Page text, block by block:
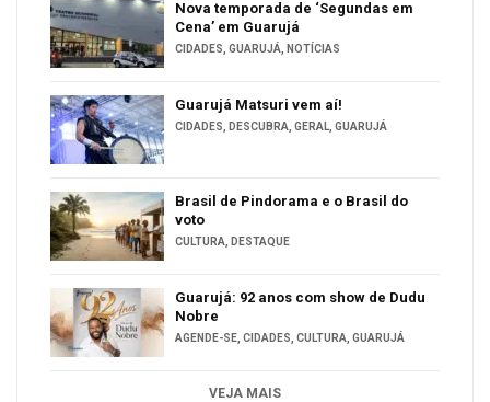
Nova temporada de ‘Segundas em
Cena’ em Guarujá
CIDADES GUARUJÁ NOTÍCIAS
Guarujá Matsuri vem aí!
CIDADES DESCUBRA GERAL GUARUJÁ
Brasil de Pindorama e o Brasil do
voto
CULTURA DESTAQUE
Guarujá: 92 anos com show de Dudu
Nobre
AGENDE-SE CIDADES CULTURA GUARUJÁ
VEJA MAIS